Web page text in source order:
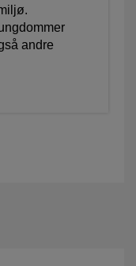
andre